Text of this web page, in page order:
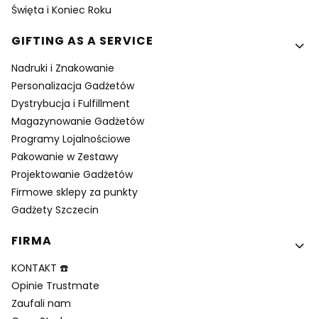
Święta i Koniec Roku
GIFTING AS A SERVICE
Nadruki i Znakowanie
Personalizacja Gadżetów
Dystrybucja i Fulfillment
Magazynowanie Gadżetów
Programy Lojalnościowe
Pakowanie w Zestawy
Projektowanie Gadżetów
Firmowe sklepy za punkty
Gadżety Szczecin
FIRMA
KONTAKT ☎️
Opinie Trustmate
Zaufali nam